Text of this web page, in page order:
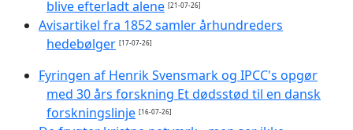
blive efterladt alene [21-07-26]
Avisartikel fra 1852 samler århundreders
hedebølger [17-07-26]
Fyringen af Henrik Svensmark og IPCC's opgør
med 30 års forskning Et dødsstød til en dansk
forskningslinje [16-07-26]